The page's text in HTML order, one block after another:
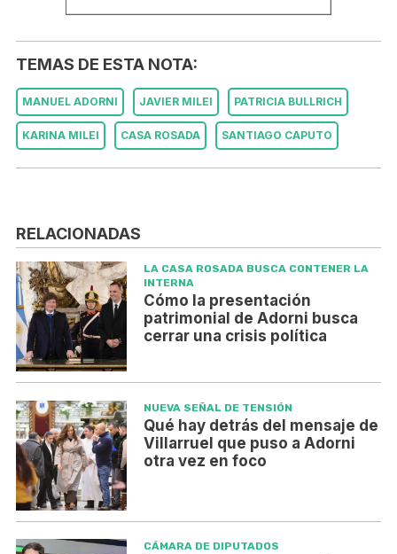
TEMAS DE ESTA NOTA:
MANUEL ADORNI JAVIER MILEI PATRICIA BULLRICH
KARINA MILEI CASA ROSADA SANTIAGO CAPUTO
RELACIONADAS
LA CASA ROSADA BUSCA CONTENER LA
INTERNA
Cómo la presentación
patrimonial de Adorni busca
cerrar una crisis política
NUEVA SEÑAL DE TENSIÓN
Qué hay detrás del mensaje de
Villarruel que puso a Adorni
otra vez en foco
CÁMARA DE DIPUTADOS